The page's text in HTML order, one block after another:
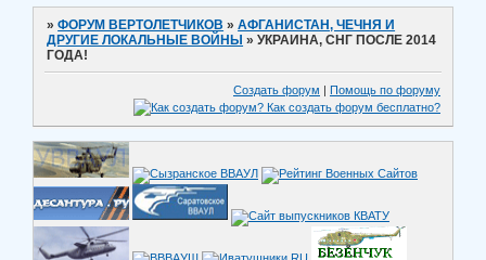
»ФОРУМ ВЕРТОЛЕТЧИКОВ »АФГАНИСТАН, ЧЕЧНЯ И
ДРУГИЕ ЛОКАЛЬНЫЕ ВОЙНЫ »УКРАИНА, СНГ ПОСЛЕ 2014
ГОДА!
Создать форум | Помощь по форуму